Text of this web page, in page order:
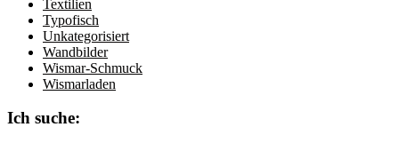
Textilien
Typofisch
Unkategorisiert
Wandbilder
Wismar-Schmuck
Wismarladen
Ich suche: